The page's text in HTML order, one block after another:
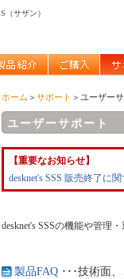
（サザン）
ホーム ＞ サポート ＞ユーザー
ユーザーサポート
【重要なお知らせ】
desknet's SSS 販売終了に
desknet's SSSの機能や管理
製品FAQ ･･･技術面